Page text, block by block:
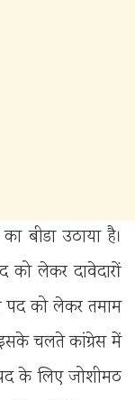
बीडा उठाया है।
को लेकर दावेदारों
पद को लेकर तमाम
इसके चलते कांग्रेस में
के लिए जोशीमठ